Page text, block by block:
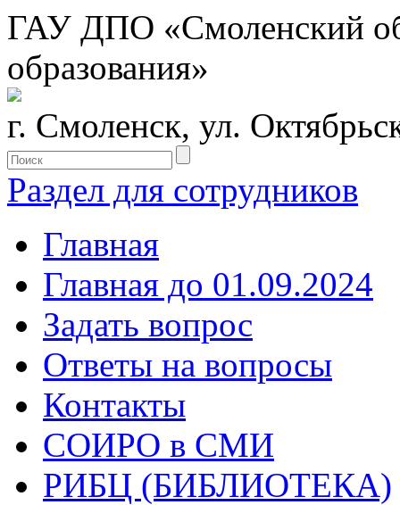
ГАУ ДПО «Смоленский
образования»
г. Смоленск, ул.
Раздел для сотрудников
Главная
Главная до 01.09.2024
Задать вопрос
Ответы на вопросы
Контакты
СОИРО в СМИ
РИБЦ (БИБЛИОТЕКА)